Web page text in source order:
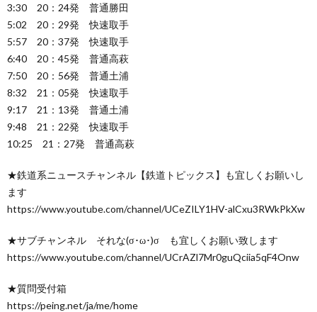
3:30 20：24発 普通勝田
5:02 20：29発 快速取手
5:57 20：37発 快速取手
6:40 20：45発 普通高萩
7:50 20：56発 普通土浦
8:32 21：05発 快速取手
9:17 21：13発 普通土浦
9:48 21：22発 快速取手
10:25 21：27発 普通高萩
★鉄道系ニュースチャンネル【鉄道トピックス】も宜しくお願いし
ます
https://www.youtube.com/channel/UCeZILY1HV-alCxu3RWkPkXw
★サブチャンネル それな(σ･ω･)σ も宜しくお願い致します
https://www.youtube.com/channel/UCrAZl7Mr0guQciia5qF4Onw
★質問受付箱
https://peing.net/ja/me/home